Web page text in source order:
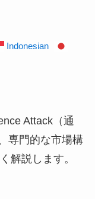
Indonesian
Attack（通
専門的な市場構
解説します。